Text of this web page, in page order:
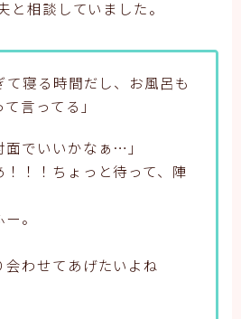
と相談していました。
て寝る時間だし、お風呂も
言ってる」
でいいかなぁ…」
！！ちょっと待って、陣
。
わせてあげたいよね